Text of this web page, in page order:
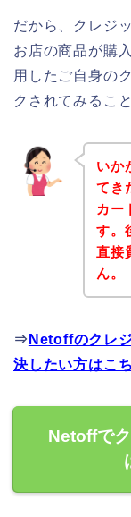
だから、クレジ
お店の商品が購
用したご自身の
クされてみるこ
いか
てき
カー
す。
直接
ん。
⇒ Netoffのクレ
決したい方はこ
Netoffで